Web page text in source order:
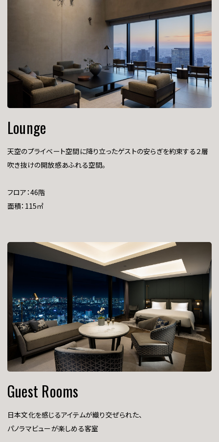
Lounge
天空のプライベート空間に降り立ったゲストの安らぎを約束する２層
吹き抜けの開放感あふれる空間。
フロア：46階
面積：115㎡
Guest Rooms
日本文化を感じるアイテムが織り交ぜられた、
パノラマビューが楽しめる客室